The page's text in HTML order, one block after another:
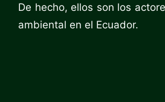
De hecho, ellos son los
ambiental en el Ecuador.